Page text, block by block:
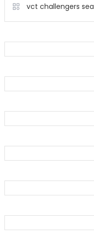
vct challengers sea